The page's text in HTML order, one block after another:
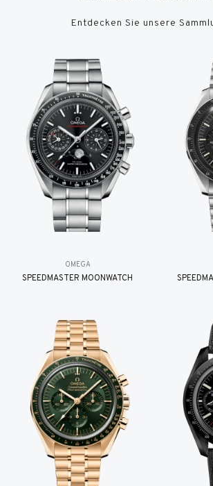
Entdecken Sie unsere
OMEGA
SPEEDMASTER MOONWATCH